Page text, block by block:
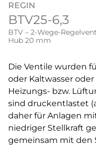
REGIN
BTV25-6,3
BTV – 2-Wege-
Hub 20 mm
Die Ventile wurden
oder Kaltwasser
Heizungs- bzw.
sind druckentlastet
daher für Anlagen
niedriger Stellkraft
gemeinsam mit den